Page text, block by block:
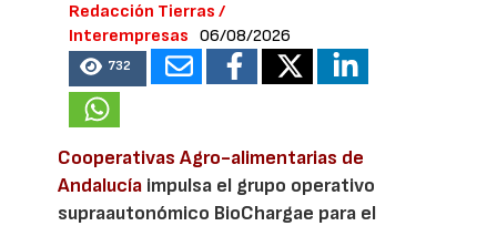
Redacción Tierras /
Interempresas
06/08/2026
732
Cooperativas Agro-alimentarias de
Andalucía impulsa el grupo operativo
supraautonómico BioChargae para el